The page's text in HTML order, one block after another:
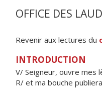
OFFICE DES
Revenir aux lectures du
INTRODUCTION
V/ Seigneur, ouvre mes
R/ et ma bouche